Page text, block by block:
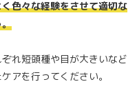
色々な経験をさせて適切な
れ短頭種や目が大きいなど
アを行ってください。